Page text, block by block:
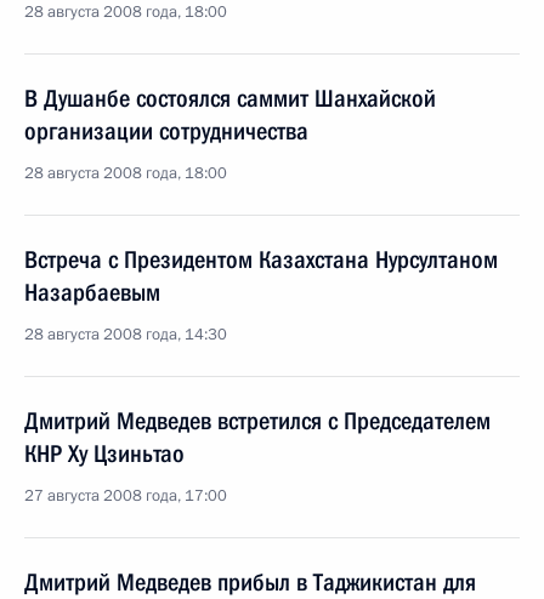
28 августа 2008 года, 18:00
В Душанбе состоялся саммит Шанхайской
организации сотрудничества
28 августа 2008 года, 18:00
Встреча с Президентом Казахстана Нурсултаном
Назарбаевым
28 августа 2008 года, 14:30
Дмитрий Медведев встретился с Председателем
КНР Ху Цзиньтао
27 августа 2008 года, 17:00
Дмитрий Медведев прибыл в Таджикистан для